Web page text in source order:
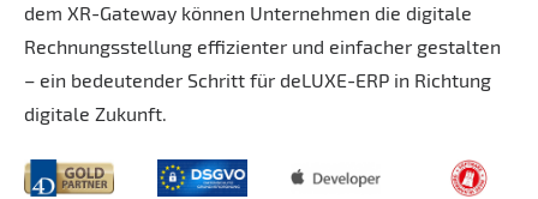
dem XR-Gateway können Unternehmen die digitale
Rechnungsstellung effizienter und einfacher gestalten
– ein bedeutender Schritt für deLUXE-ERP in Richtung
digitale Zukunft.